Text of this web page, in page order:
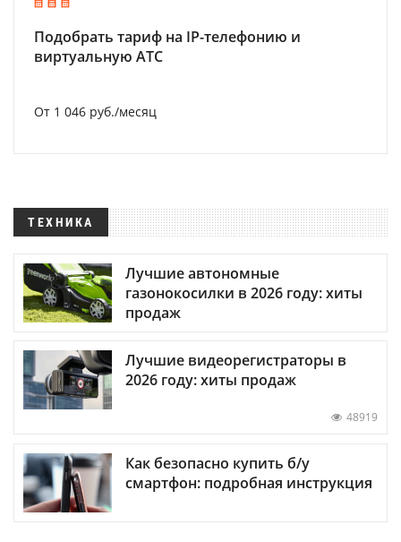
Подобрать тариф на IP-телефонию и
виртуальную АТС
От 1 046 руб./месяц
ТЕХНИКА
Лучшие автономные
газонокосилки в 2026 году: хиты
продаж
Лучшие видеорегистраторы в
2026 году: хиты продаж
48919
Как безопасно купить б/у
смартфон: подробная инструкция